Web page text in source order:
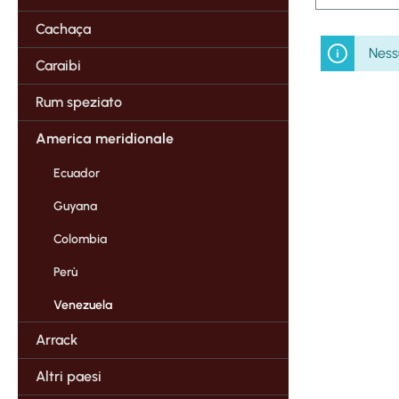
Cachaça
Caraibi
Rum speziato
America meridionale
Ecuador
Guyana
Colombia
Perù
Venezuela
Arrack
Altri paesi